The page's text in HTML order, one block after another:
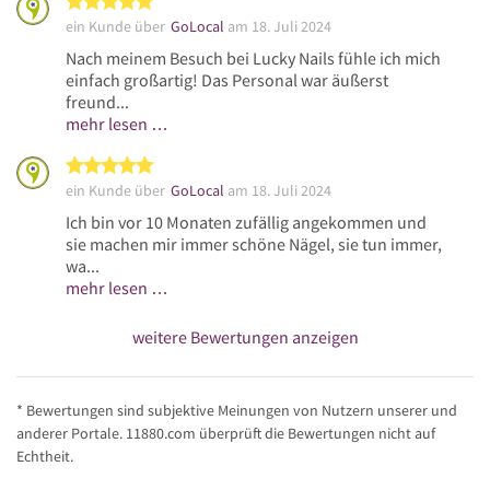
ein Kunde über GoLocal am 18. Juli 2024
Nach meinem Besuch bei Lucky Nails fühle ich mich
einfach großartig! Das Personal war äußerst
freund...
mehr lesen …
ein Kunde über GoLocal am 18. Juli 2024
Ich bin vor 10 Monaten zufällig angekommen und
sie machen mir immer schöne Nägel, sie tun immer,
wa...
mehr lesen …
weitere Bewertungen anzeigen
* Bewertungen sind subjektive Meinungen von Nutzern unserer und
anderer Portale. 11880.com überprüft die Bewertungen nicht auf
Echtheit.